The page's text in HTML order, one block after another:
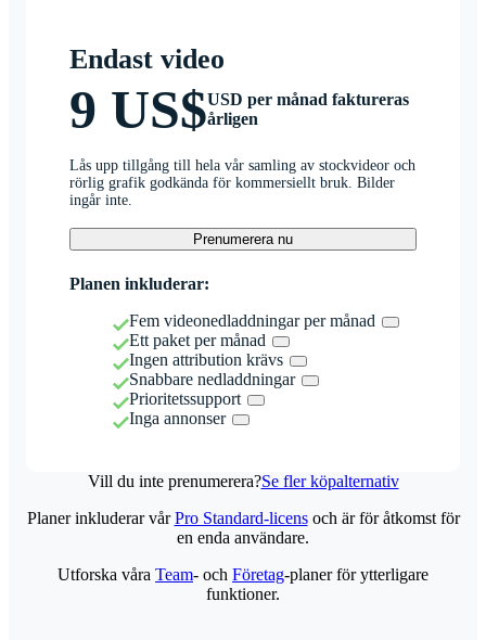
Endast video
9 US$USD per månad faktureras
årligen
Lås upp tillgång till hela vår samling av stockvideor och
rörlig grafik godkända för kommersiellt bruk. Bilder
ingår inte.
Prenumerera nu
Planen inkluderar:
Fem videonedladdningar per månad
Ett paket per månad
Ingen attribution krävs
Snabbare nedladdningar
Prioritetssupport
Inga annonser
Vill du inte prenumerera?Se fler köpalternativ
Planer inkluderar vårPro Standard-licensoch är för åtkomst för
en enda användare.
Utforska våra Team- och Företag-planer för ytterligare
funktioner.